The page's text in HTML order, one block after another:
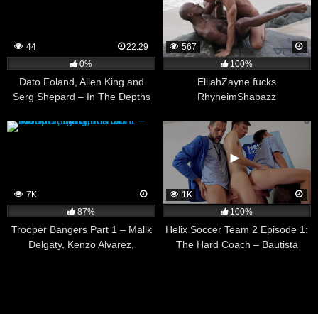
44
22:29
0%
Dato Foland, Allen King and
Serg Shepard – In The Depths
567
100%
ElijahZayne fucks
RhyheimShabazz
7K
87%
Trooper Bangers Part 1 – Malik
Delgaty, Kenzo Alvarez,
1K
100%
Helix Soccer Team 2 Episode 1:
The Hard Coach – Bautista